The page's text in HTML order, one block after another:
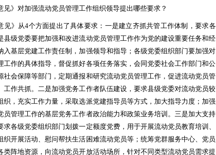
见》对加强流动党员管理工作组织领导提出哪些要求？
见》从4个方面提出了具体要求：一是建立齐抓共管工作体制，要求各
县级党委要把加强和改进流动党员管理工作作为党的建设重要任务和经
入基层党建工作责任制，加强领导和指导；各级党委组织部门要加强对
工作的具体指导，督促抓好各项任务落实，会同党委社会工作部门和公
社会保障等部门，定期通报和研究流动党员管理工作，促进流动党员管
工作共抓。二是加强党务工作者队伍建设，要求县级党委对流动党员较
织，充实工作力量，采取选派党建指导员等方式，加大指导力度；加强
员管理工作的基层党务工作者政治能力和政策业务培训。三是加大支持
求各级党委组织部门划拨一定额度党费，用于开展流动党员教育培训、
织开展活动、慰问帮扶生活困难流动党员等；统筹党群服务中心、党员
类阵地资源，向流动党员开放活动场所，针对不同类型流动党员需求提